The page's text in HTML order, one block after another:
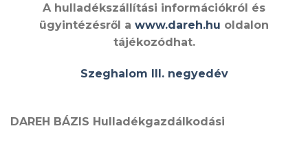
A hulladékszállítási információkról és
ügyintézésről a www.dareh.hu oldalon
tájékozódhat.
Szeghalom III. negyedév
DAREH BÁZIS Hulladékgazdálkodási